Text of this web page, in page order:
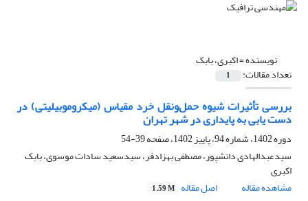
نویسنده =اکبری، بابک
تعداد مقالات: 1
بررسی تأثیرات شیوه حمل‌ونقل خرد مقیاس (میکروموبیلیتی) در
دست یابی به پایداری در شهر تهران
دوره 1402، شماره 94، پاییز 1402، صفحه
39-54
سیدعبدالهادی دانشپور، مصطفی بهزادفر، سیدسعید سادات موسوی، بابک
اکبری
مشاهده مقاله
اصل مقاله 1.59 M